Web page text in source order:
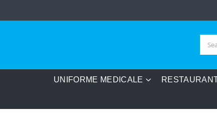
UNIFORME MEDICALE